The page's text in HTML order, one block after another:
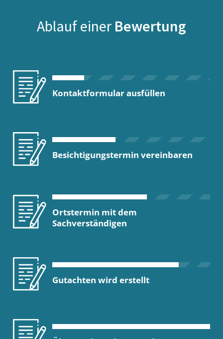
Ablauf einer Bewertung
Kontaktformular ausfüllen
Besichtigungstermin vereinbaren
Ortstermin mit dem
Sachverständigen
Gutachten wird erstellt